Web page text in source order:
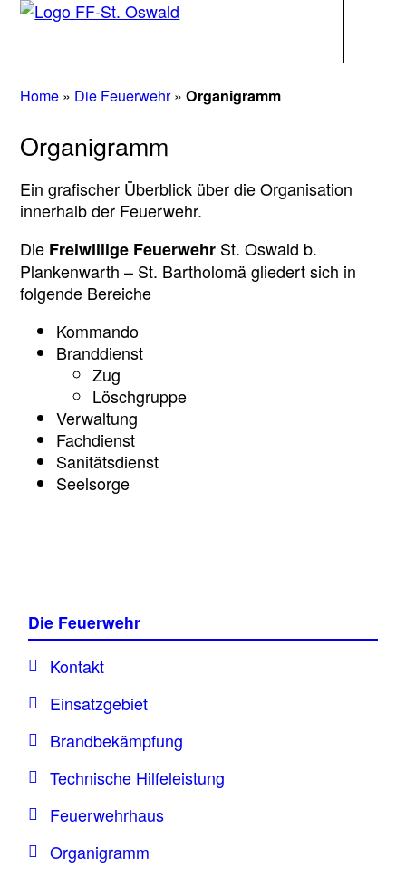
Home » Die Feuerwehr»Organigramm
Organigramm
Ein grafischer Überblick über die Organisation
innerhalb der Feuerwehr.
Die Freiwillige Feuerwehr St. Oswald b.
Plankenwarth – St. Bartholomä gliedert sich in
folgende Bereiche
Kommando
Branddienst
Zug
Löschgruppe
Verwaltung
Fachdienst
Sanitätsdienst
Seelsorge
Die Feuerwehr
Kontakt
Einsatzgebiet
Brandbekämpfung
Technische Hilfeleistung
Feuerwehrhaus
Organigramm